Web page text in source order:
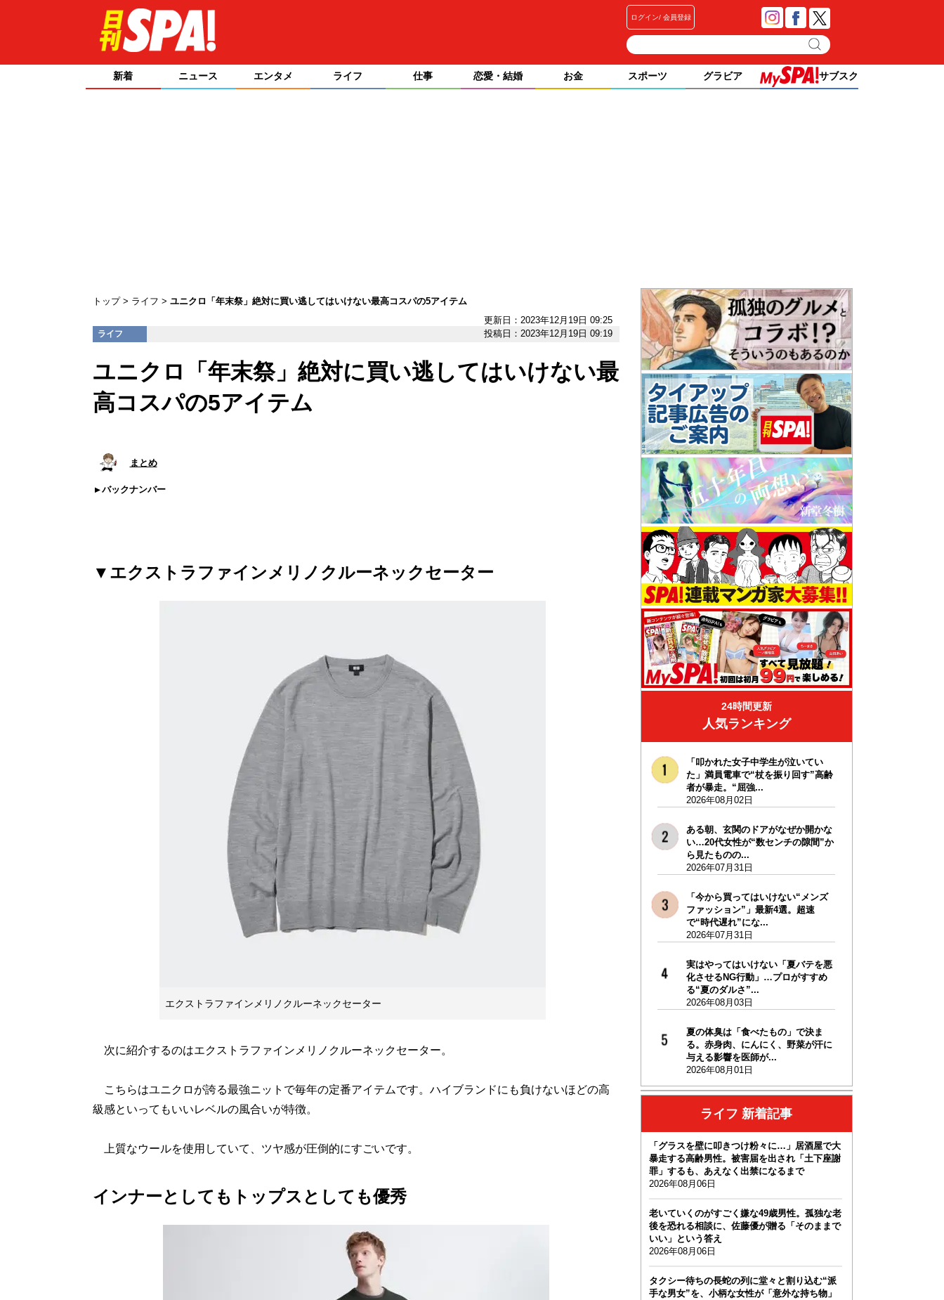
ログイン 会員登録
新着 ニュース エンタメ ライフ 仕事 恋愛・結婚 お金 スポーツ グラビア サブスク
トップ ライフ
ユニクロ「年末祭」絶対に買い逃してはいけない最高コスパの5アイテム
更新日：2023年12月19日 09:25
ライフ 投稿日：2023年12月19日 09:19
ユニクロ「年末祭」絶対に買い逃してはいけない最
高コスパの5アイテム
まとめ
バックナンバー
▼エクストラファインメリノクルーネックセーター
エクストラファインメリノクルーネックセーター
次に紹介するのはエクストラファインメリノクルーネックセーター。
こちらはユニクロが誇る最強ニットで毎年の定番アイテムです。ハイブランドにも負けないほどの高
級感といってもいいレベルの風合いが特徴。
上質なウールを使用していて、ツヤ感が圧倒的にすごいです。
インナーとしてもトップスとしても優秀
24時間更新
人気ランキング
「叩かれた女子中学生が泣いてい
た」満員電車で“杖を振り回す”高齢
者が暴走。“屈強...
2026年08月02日
ある朝、玄関のドアがなぜか開かな
い…20代女性が“数センチの隙間”か
ら見たものの...
2026年07月31日
「今から買ってはいけない“メンズ
ファッション”」最新4選。超速
で“時代遅れ”にな...
2026年07月31日
実はやってはいけない「夏バテを悪
化させるNG行動」…プロがすすめ
る“夏のダルさ”...
2026年08月03日
夏の体臭は「食べたもの」で決ま
る。赤身肉、にんにく、野菜が汗に
与える影響を医師が...
2026年08月01日
ライフ 新着記事
「グラスを壁に叩きつけ粉々に…」居酒屋で大
暴走する高齢男性。被害届を出され「土下座謝
罪」するも、あえなく出禁になるまで
2026年08月06日
老いていくのがすごく嫌な49歳男性。孤独な老
後を恐れる相談に、佐藤優が贈る「そのままで
いい」という答え
2026年08月06日
タクシー待ちの長蛇の列に堂々と割り込む“派
手な男女”を、小柄な女性が「意外な持ち物」